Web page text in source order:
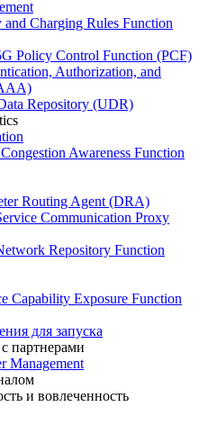
Charging Rules Function
Policy Control Function (PCF)
Authorization, and
Repository (UDR)
Awareness Function
Routing Agent (DRA)
Communication Proxy
Repository Function
Capability Exposure Function
для запуска
партнерами
Management
и вовлеченность